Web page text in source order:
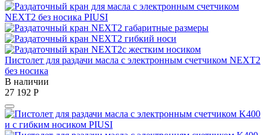
Пистолет для раздачи масла с электронным счетчиком NEXT2
без носика
В наличии
27 192 Р